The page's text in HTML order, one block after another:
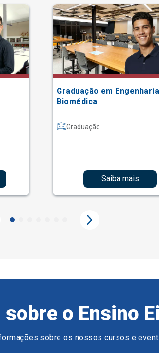
Graduação em Engenharia
Biomédica
Graduação
Saiba mais
o Ensino
sobre os nossos cursos e